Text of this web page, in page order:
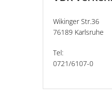
Wikinger Str.36
76189 Karlsruhe
Tel:
0721/6107-0